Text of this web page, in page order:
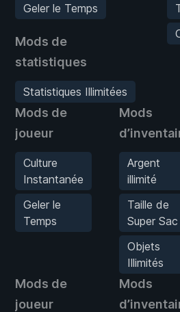
Geler le Temps
Mods de
statistiques
Statistiques Illimitées
Mods de
joueur
Culture
Instantanée
Geler le
Temps
Mods
Argent
illimité
Taille de
Super Sac
Objets
Illimités
Mods de
joueur
Mods